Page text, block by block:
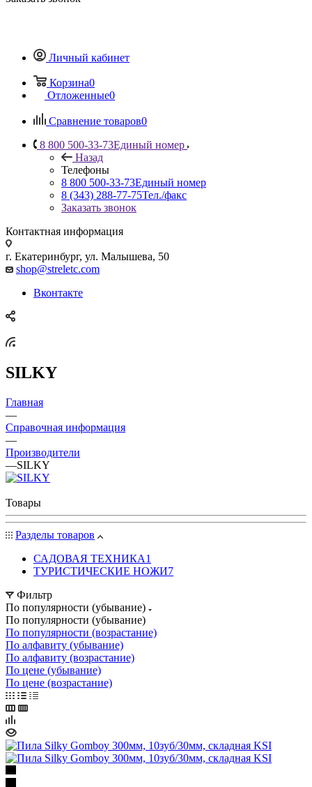
Личный кабинет
Корзина0
Отложенные0
Сравнение товаров0
8 800 500-33-73Единый номер
Назад
Телефоны
8 800 500-33-73Единый номер
8 (343) 288-77-75Тел./факс
Заказать звонок
Контактная информация
г. Екатеринбург, ул. Малышева, 50
shop@streletc.com
Вконтакте
SILKY
Главная
—
Справочная информация
—
Производители
—SILKY
Товары
Разделы товаров
САДОВАЯ ТЕХНИКА1
ТУРИСТИЧЕСКИЕ НОЖИ7
Фильтр
По популярности (убывание)
По популярности (убывание)
По популярности (возрастание)
По алфавиту (убывание)
По алфавиту (возрастание)
По цене (убывание)
По цене (возрастание)